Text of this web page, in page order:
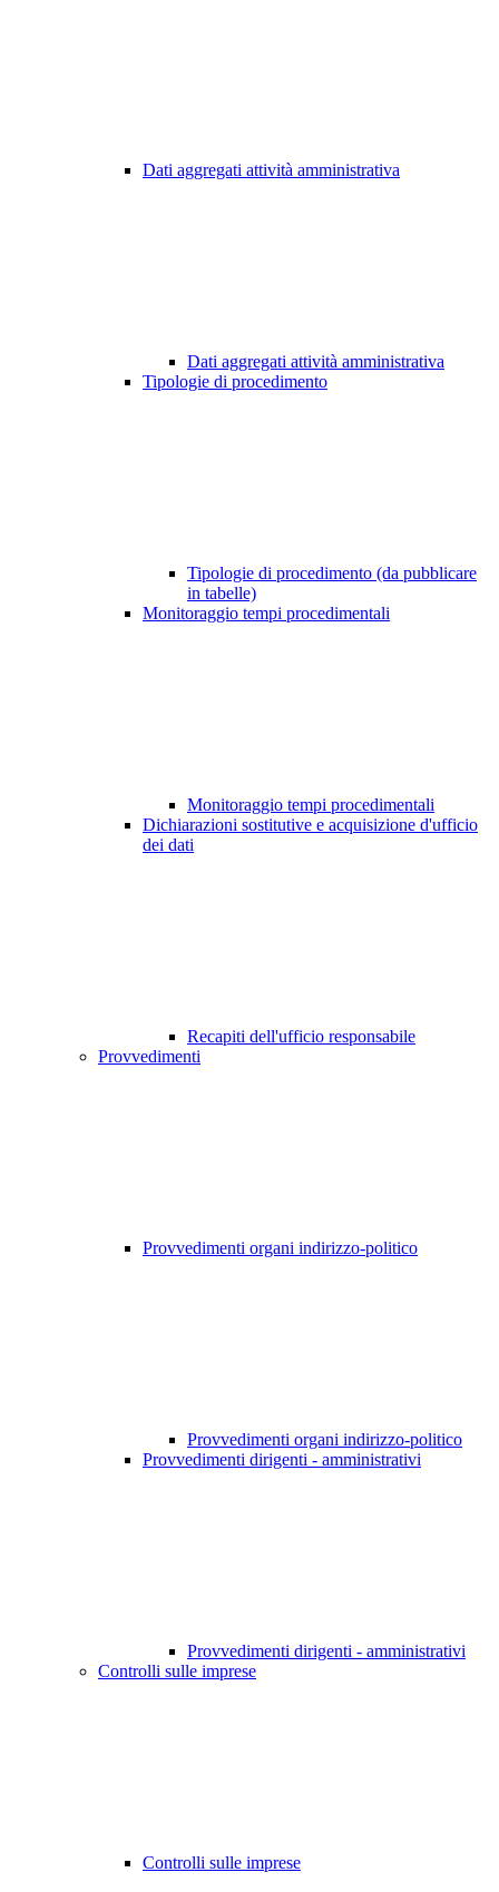
Dati aggregati attività amministrativa
Dati aggregati attività amministrativa
Tipologie di procedimento
Tipologie di procedimento (da pubblicare
in tabelle)
Monitoraggio tempi procedimentali
Monitoraggio tempi procedimentali
Dichiarazioni sostitutive e acquisizione d'ufficio
dei dati
Recapiti dell'ufficio responsabile
Provvedimenti
Provvedimenti organi indirizzo-politico
Provvedimenti organi indirizzo-politico
Provvedimenti dirigenti - amministrativi
Provvedimenti dirigenti - amministrativi
Controlli sulle imprese
Controlli sulle imprese